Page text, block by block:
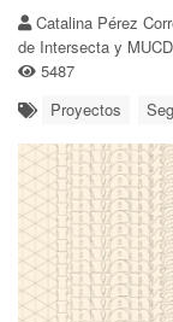
Catalina Pérez
de Intersecta y MUCD
5487
Proyectos